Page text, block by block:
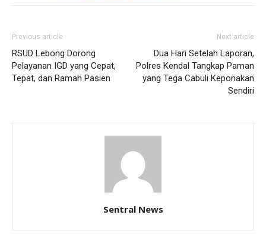
Previous article
RSUD Lebong Dorong
Pelayanan IGD yang Cepat,
Tepat, dan Ramah Pasien
Next article
Dua Hari Setelah Laporan,
Polres Kendal Tangkap Paman
yang Tega Cabuli Keponakan
Sendiri
Sentral News